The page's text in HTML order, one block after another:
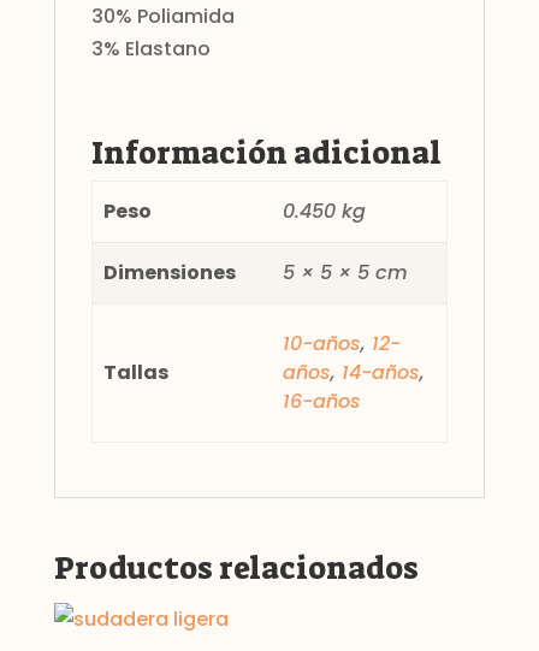
30% Poliamida
3% Elastano
Información adicional
Peso 0.450 kg
Dimensiones 5 × 5 × 5 cm
Tallas
10-años, 12-
años, 14-años,
16-años
Productos relacionados